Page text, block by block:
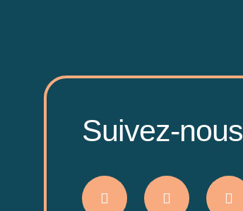
Suivez-nous